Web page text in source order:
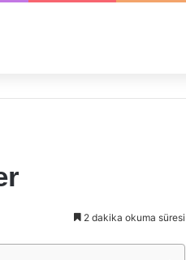
2 dakika okuma süresi